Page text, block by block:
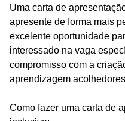
Uma carta de
apresente de forma mais
excelente oportunidade
interessado na vaga
compromisso com a
aprendizagem
Como fazer uma carta de